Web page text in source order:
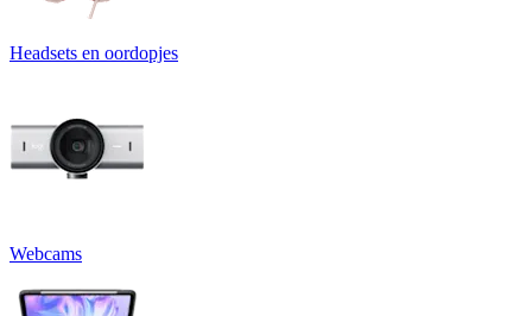
Headsets en oordopjes
Webcams